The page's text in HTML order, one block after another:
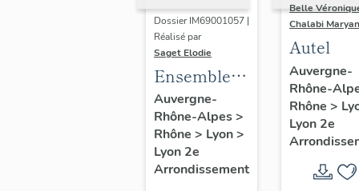
Dossier IM69001057 |
Réalisé par
Saget Elodie
Ensemble
de six
peintures :
le Cycle
d'Hercule
Auvergne-
Rhône-Alpes>
Rhône > Lyon>
Lyon 2e
Arrondissement
Belle
Chalabi
Autel
Auvergne-
Rhône-
Rhône >
Lyon 2e